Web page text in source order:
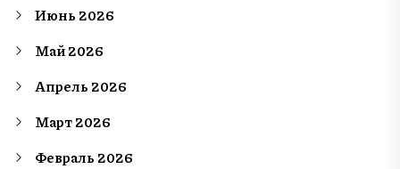
Июнь 2026
Май 2026
Апрель 2026
Март 2026
Февраль 2026